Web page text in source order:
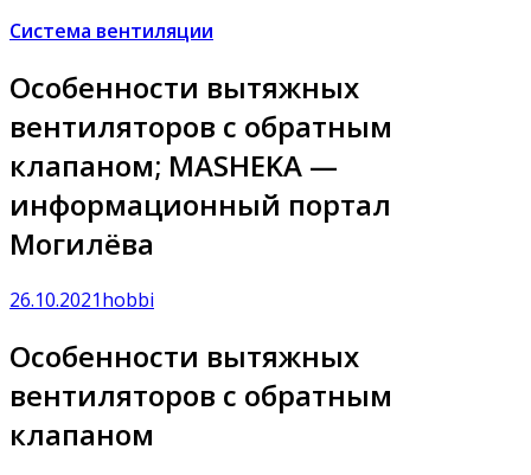
Система вентиляции
Особенности вытяжных
вентиляторов с обратным
клапаном; MASHEKA —
информационный портал
Могилёва
26.10.2021hobbi
Особенности вытяжных
вентиляторов с обратным
клапаном